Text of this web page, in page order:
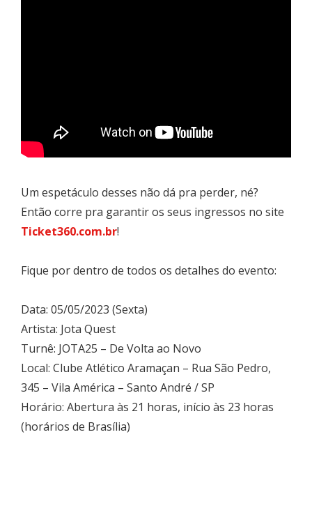
Um espetáculo desses não dá pra perder, né?
Então corre pra garantir os seus ingressos no site
Ticket360.com.br!
Fique por dentro de todos os detalhes do evento:
Data: 05/05/2023 (Sexta)
Artista: Jota Quest
Turnê: JOTA25 – De Volta ao Novo
Local: Clube Atlético Aramaçan – Rua São Pedro,
345 – Vila América – Santo André / SP
Horário: Abertura às 21 horas, início às 23 horas
(horários de Brasília)